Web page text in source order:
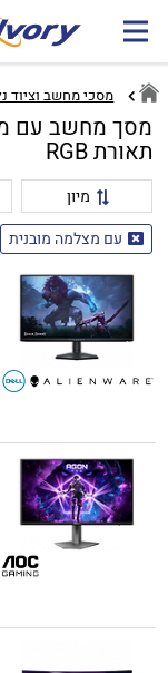
מסכי מחשב וציוד
תאורת RGB
מיון
עם מצלמה מובנית